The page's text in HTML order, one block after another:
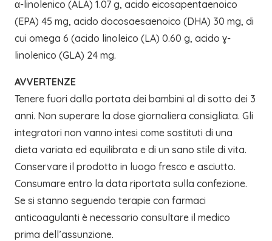
α-linolenico (ALA) 1.07 g, acido eicosapentaenoico
(EPA) 45 mg, acido docosaesaenoico (DHA) 30 mg, di
cui omega 6 (acido linoleico (LA) 0.60 g, acido ɣ-
linolenico (GLA) 24 mg.
AVVERTENZE
Tenere fuori dalla portata dei bambini al di sotto dei 3
anni. Non superare la dose giornaliera consigliata. Gli
integratori non vanno intesi come sostituti di una
dieta variata ed equilibrata e di un sano stile di vita.
Conservare il prodotto in luogo fresco e asciutto.
Consumare entro la data riportata sulla confezione.
Se si stanno seguendo terapie con farmaci
anticoagulanti è necessario consultare il medico
prima dell’assunzione.